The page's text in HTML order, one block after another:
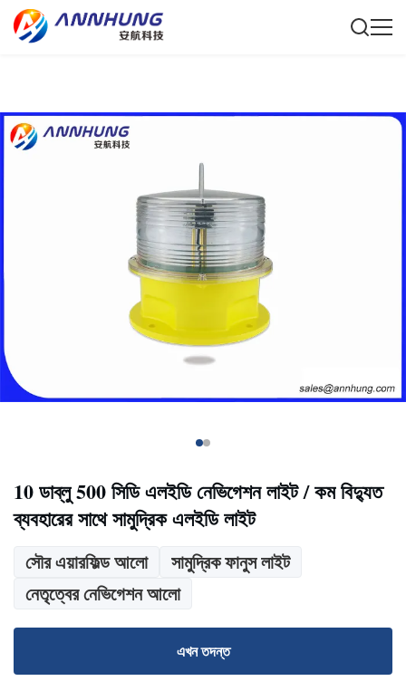
10 ডাব্লু 500 সিডি এলইডি নেভিগেশন লাইট / কম বিদ্যুত
ব্যবহারের সাথে সামুদ্রিক এলইডি লাইট
সৌর এয়ারফিল্ড আলো
সামুদ্রিক ফানুস লাইট
নেতৃত্বের নেভিগেশন আলো
এখন তদন্ত